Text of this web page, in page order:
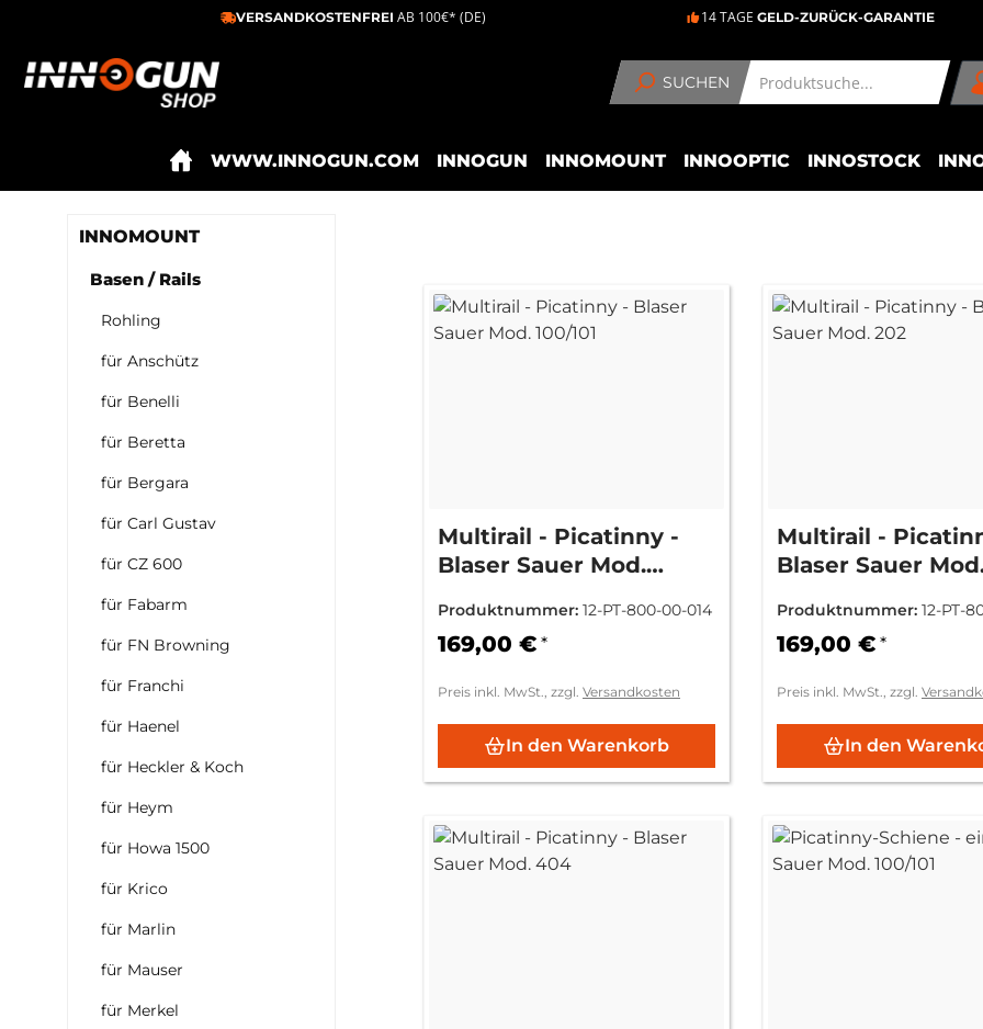
Zur Hauptnavigation springenVERSANDKOSTENFREI AB 100€* (DE) 14 TAGE GELD-ZURÜCK-GARANTIE
SUCHEN
WWW.INNOGUN.COM INNOGUN INNOMOUNT INNOOPTIC INNOSTOCK
INNOMOUNT
Basen / Rails
Rohling
für Anschütz
für Benelli
für Beretta
für Bergara
für Carl Gustav
für CZ 600
für Fabarm
für FN Browning
für Franchi
für Haenel
für Heckler & Koch
für Heym
für Howa 1500
für Krico
für Marlin
für Mauser
für Merkel
Multirail - Picatinny -
Blaser Sauer Mod.
Produktnummer: 12-PT-800-00-014
169,00 € *
Preis inkl. MwSt., zzgl. Versandkosten
In den Warenkorb
Multirail -
Blaser Sauer
Produktnummer: 12-PT-
169,00 €*
Preis inkl. MwSt., zzgl.
In den